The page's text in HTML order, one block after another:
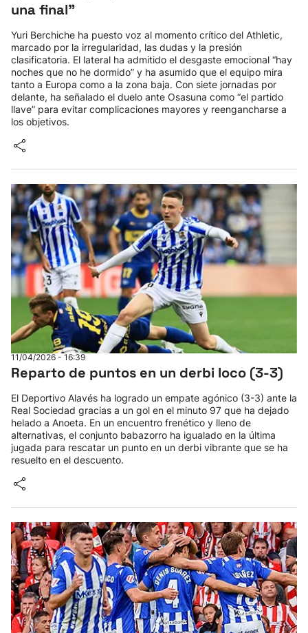
una final"
Yuri Berchiche ha puesto voz al momento crítico del Athletic,
marcado por la irregularidad, las dudas y la presión
clasificatoria. El lateral ha admitido el desgaste emocional “hay
noches que no he dormido” y ha asumido que el equipo mira
tanto a Europa como a la zona baja. Con siete jornadas por
delante, ha señalado el duelo ante Osasuna como “el partido
llave” para evitar complicaciones mayores y reengancharse a
los objetivos.
11/04/2026 - 16:39
Reparto de puntos en un derbi loco (3-3)
El Deportivo Alavés ha logrado un empate agónico (3-3) ante la
Real Sociedad gracias a un gol en el minuto 97 que ha dejado
helado a Anoeta. En un encuentro frenético y lleno de
alternativas, el conjunto babazorro ha igualado en la última
jugada para rescatar un punto en un derbi vibrante que se ha
resuelto en el descuento.